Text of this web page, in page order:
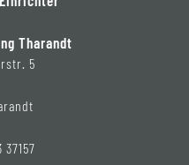
Tharandt
5
37157